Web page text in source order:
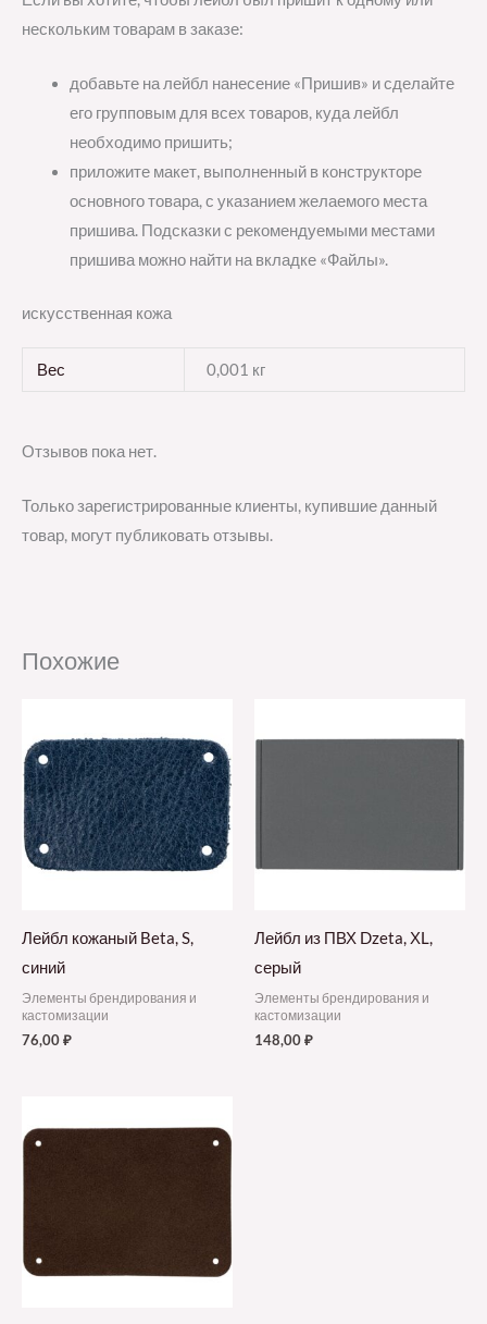
нескольким товарам в заказе:
добавьте на лейбл нанесение «Пришив» и сделайте
его групповым для всех товаров, куда лейбл
необходимо пришить;
приложите макет, выполненный в конструкторе
основного товара, с указанием желаемого места
пришива. Подсказки с рекомендуемыми местами
пришива можно найти на вкладке «Файлы».
искусственная кожа
Вес 0,001 кг
Отзывов пока нет.
Только зарегистрированные клиенты, купившие данный
товар, могут публиковать отзывы.
Похожие
Лейбл кожаный Beta, S,
синий
Элементы брендирования и
кастомизации
76,00₽
Лейбл из ПВХ Dzeta, ХL,
серый
Элементы брендирования и
кастомизации
148,00₽